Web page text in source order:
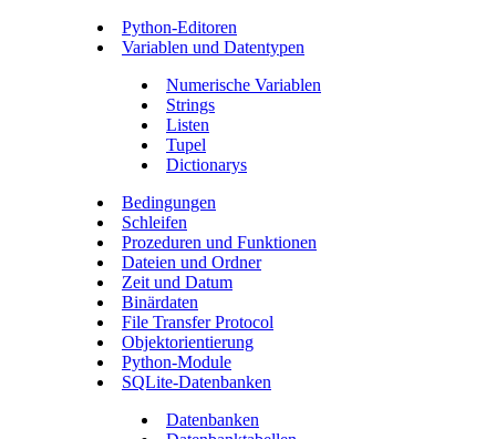
Python-Editoren
Variablen und Datentypen
Numerische Variablen
Strings
Listen
Tupel
Dictionarys
Bedingungen
Schleifen
Prozeduren und Funktionen
Dateien und Ordner
Zeit und Datum
Binärdaten
File Transfer Protocol
Objektorientierung
Python-Module
SQLite-Datenbanken
Datenbanken